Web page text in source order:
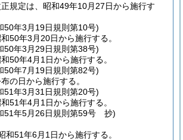
規定は、昭和49年10月27日から施行す
50年3月19日規則第10号)
50年3月20日から施行する。
50年3月29日規則第38号)
50年4月1日から施行する。
50年7月19日規則第82号)
の日から施行する。
51年3月31日規則第20号)
51年4月1日から施行する。
51年5月26日規則第59号 抄)
和51年6月1日から施行する。